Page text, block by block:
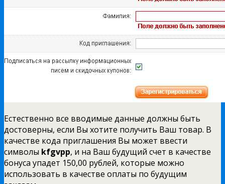
Естественно все вводимые данные должны быть
достоверны, если Вы хотите получить Ваш товар. В
качестве кода приглашения Вы может ввести
символы kfgvpp, и на Ваш будущий счет в качестве
бонуса упадет 150,00 рублей, которые можно
использовать в качестве оплаты по будущим